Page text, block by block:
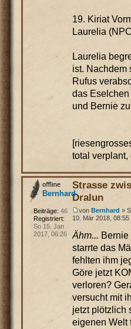
19. Kiriat
Laurelia
Laurelia
ist. Nachdem
Rufus
das Eselchen
und Bernie
total verplant,
Strasse
Dralun
von Bernhard »
10. Mär 2018, 08:55
Ähm...
starrte das
fehlten ihm
Göre jetzt
verloren?
versucht mit
jetzt plötzlich
eigenen Welt
Bernhard
Beiträge: 46
Registriert:
So 15. Jan
2017, 06:26